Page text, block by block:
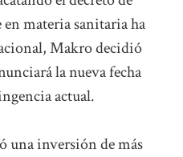
materia sanitaria ha
Makro decidió
la nueva fecha
actual.
una inversión de más